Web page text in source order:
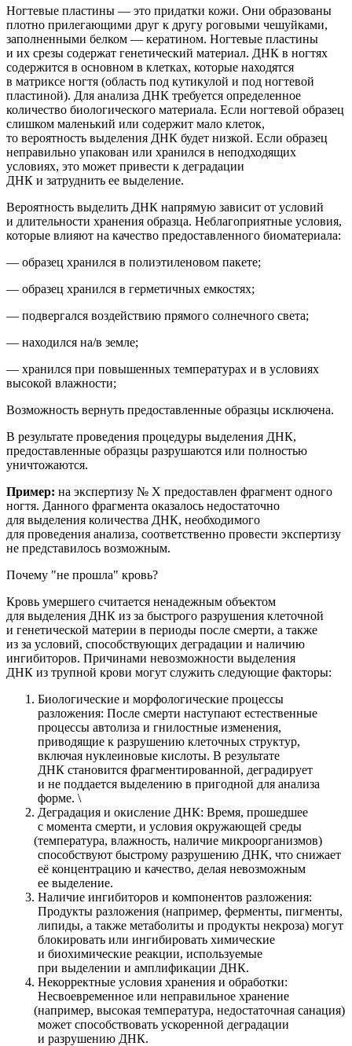
Ногтевые пластины — это придатки кожи. Они образованы
плотно прилегающими друг к другу роговыми чешуйками,
заполненными белком — кератином. Ногтевые пластины
и их срезы содержат генетический материал. ДНК в ногтях
содержится в основном в клетках, которые находятся
в матриксе ногтя (область под кутикулой и под ногтевой
пластиной). Для анализа ДНК требуется определенное
количество биологического материала. Если ногтевой образец
слишком маленький или содержит мало клеток,
то вероятность выделения ДНК будет низкой. Если образец
неправильно упакован или хранился в неподходящих
условиях, это может привести к деградации
ДНК и затруднить ее выделение.
Вероятность выделить ДНК напрямую зависит от условий
и длительности хранения образца. Неблагоприятные условия,
которые влияют на качество предоставленного биоматериала:
— образец хранился в полиэтиленовом пакете;
— образец хранился в герметичных емкостях;
— подвергался воздействию прямого солнечного света;
— находился на/в земле;
— хранился при повышенных температурах и в условиях
высокой влажности;
Возможность вернуть предоставленные образцы исключена.
В результате проведения процедуры выделения ДНК,
предоставленные образцы разрушаются или полностью
уничтожаются.
Пример: на экспертизу № Х предоставлен фрагмент одного
ногтя. Данного фрагмента оказалось недостаточно
для выделения количества ДНК, необходимого
для проведения анализа, соответственно провести экспертизу
не представилось возможным.
Почему "не прошла" кровь?
Кровь умершего считается ненадежным объектом
для выделения ДНК из за быстрого разрушения клеточной
и генетической материи в периоды после смерти, а также
из за условий, способствующих деградации и наличию
ингибиторов. Причинами невозможности выделения
ДНК из трупной крови могут служить следующие факторы:
Биологические и морфологические процессы
разложения: После смерти наступают естественные
процессы автолиза и гнилостные изменения,
приводящие к разрушению клеточных структур,
включая нуклеиновые кислоты. В результате
ДНК становится фрагментированной, деградирует
и не поддается выделению в пригодной для анализа
форме. \
Деградация и окисление ДНК: Время, прошедшее
с момента смерти, и условия окружающей среды
(температура, влажность, наличие микроорганизмов)
способствуют быстрому разрушению ДНК, что снижает
её концентрацию и качество, делая невозможным
ее выделение.
Наличие ингибиторов и компонентов разложения:
Продукты разложения (например, ферменты, пигменты,
липиды, а также метаболиты и продукты некроза) могут
блокировать или ингибировать химические
и биохимические реакции, используемые
при выделении и амплификации ДНК.
Некорректные условия хранения и обработки:
Несвоевременное или неправильное хранение
(например, высокая температура, недостаточная санация)
может способствовать ускоренной деградации
и разрушению ДНК.